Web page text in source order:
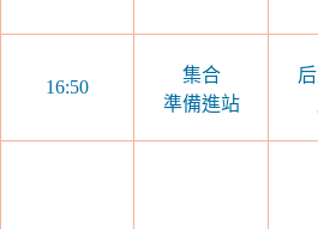
16:50
集合
準備進站